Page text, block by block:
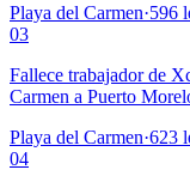
Playa del Carmen·596
03
Fallece trabajador de
Carmen a Puerto
Playa del Carmen·623
04